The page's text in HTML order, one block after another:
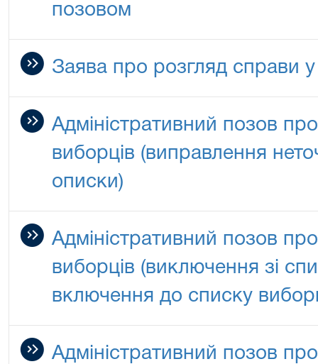
позовом
Заява про розгляд справи у
Адміністративний позов
виборців (виправлення
описки)
Адміністративний позов
виборців (виключення зі
включення до списку
Адміністративний позов